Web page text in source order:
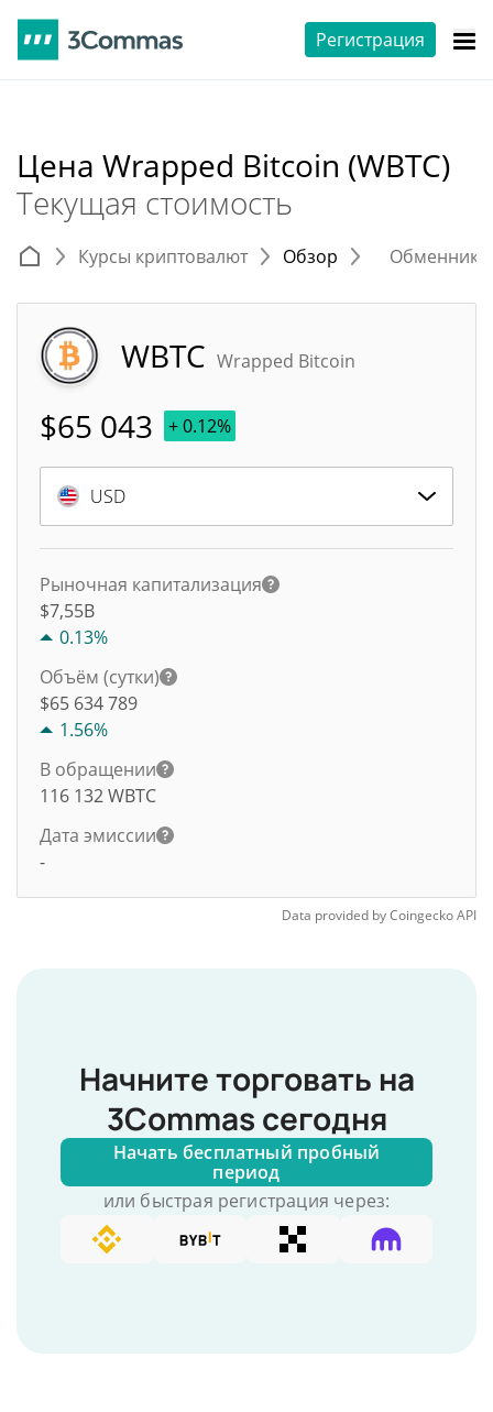
Регистрация
Цена Wrapped Bitcoin (WBTC)
Текущая стоимость
Курсы криптовалют Обзор
WBTC Wrapped Bitcoin
$65 043 + 0.12%
USD
Рыночная капитализация
$7,55B
0.13%
Объём (сутки)
$65 634 789
1.56%
В обращении
116 132WBTC
Дата эмиссии
-
Data provided byCoingeckoAPI
Начните торговать на
3Commas сегодня
Начать бесплатный пробный
период
или быстрая регистрация через: